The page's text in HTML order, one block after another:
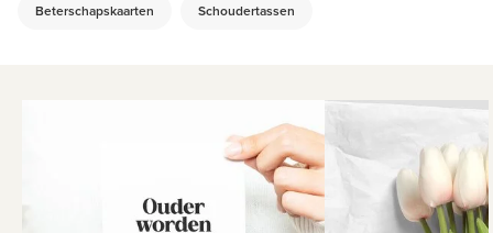
Beterschapskaarten Schoudertassen